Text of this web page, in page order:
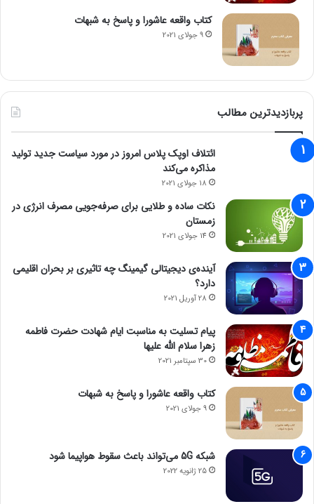
کتاب واقعه عاشورا و پاسخ به شبهات
9 جولای 2021
پربازدیدترین مطالب
ائتلاف اوپک پلاس امروز در مورد سیاست جدید تولید
مذاکره می‌کند
18 جولای 2021
نکات ساده و طلایی برای صرفه‌جویی مصرف انرژی در
زمستان
14 جولای 2021
آینده‌ی دیجیتالی گیمینگ چه تاثیری بر بحران اقلیمی
دارد؟
28 آوریل 2021
پیام تسلیت به مناسبت ایام شهادت حضرت فاطمه
زهرا سلام الله علیها
30 سپتامبر 2021
کتاب واقعه عاشورا و پاسخ به شبهات
9 جولای 2021
شبکه 5G می‌تواند باعث سقوط هواپیما شود
25 ژانویه 2022